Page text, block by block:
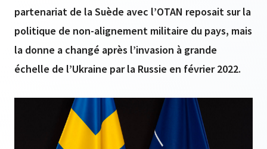
partenariat de la Suède avec l’OTAN reposait sur la
politique de non-alignement militaire du pays, mais
la donne a changé après l’invasion à grande
échelle de l’Ukraine par la Russie en février 2022.